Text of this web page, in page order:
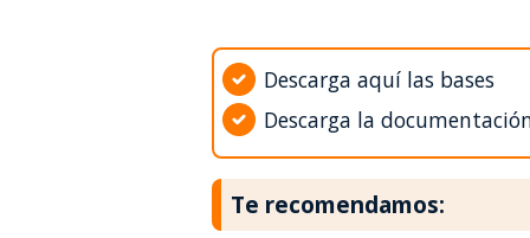
Descarga aquí las bases
Descarga la
Te recomendamos: